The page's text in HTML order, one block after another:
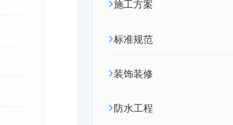
施工方案
标准规范
装饰装修
防水工程